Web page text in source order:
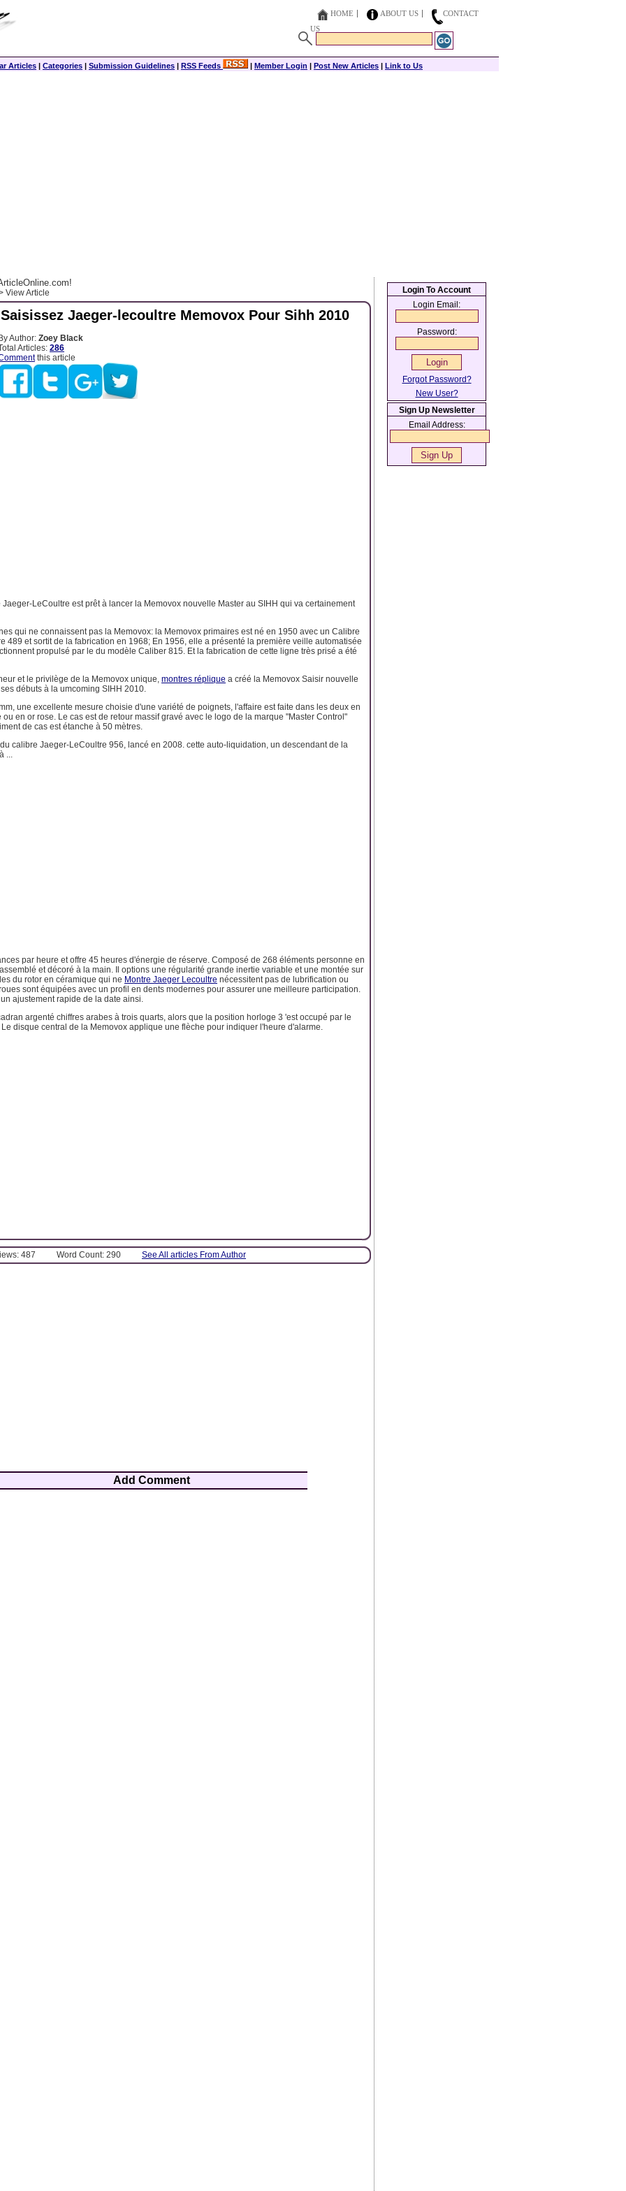
HOME ABOUT US
CONTACT
US
Articles | Categories | Submission Guidelines | RSS Feeds | Member Login | Post New Articles | Link to Us
View Article
Jaeger-lecoultre Memovox Pour Sihh 2010
Author: Zoey Black
Articles: 286
this article
Jaeger-LeCoultre est prêt à lancer la Memovox nouvelle Master au SIHH qui va certainement
qui ne connaissent pas la Memovox: la Memovox primaires est né en 1950 avec un Calibre
489 et sortit de la fabrication en 1968; En 1956, elle a présenté la première veille automatisée
propulsé par le du modèle Caliber 815. Et la fabrication de cette ligne très prisé a été
et le privilège de la Memovox unique, montres réplique a créé la Memovox Saisir nouvelle
débuts à la umcoming SIHH 2010.
une excellente mesure choisie d'une variété de poignets, l'affaire est faite dans les deux en
en or rose. Le cas est de retour massif gravé avec le logo de la marque "Master Control"
de cas est étanche à 50 mètres.
calibre Jaeger-LeCoultre 956, lancé en 2008. cette auto-liquidation, un descendant de la
par heure et offre 45 heures d'énergie de réserve. Composé de 268 éléments personne en
et décoré à la main. Il options une régularité grande inertie variable et une montée sur
du rotor en céramique qui ne Montre Jaeger Lecoultre nécessitent pas de lubrification ou
sont équipées avec un profil en dents modernes pour assurer une meilleure participation.
ajustement rapide de la date ainsi.
argenté chiffres arabes à trois quarts, alors que la position horloge 3 'est occupé par le
disque central de la Memovox applique une flèche pour indiquer l'heure d'alarme.
487 Word Count: 290 See All articles From Author
Add Comment
Login To Account
Login Email:
Password:
Forgot Password?
New User?
Sign Up Newsletter
Email Address: